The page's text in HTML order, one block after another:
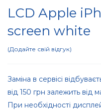
LCD Apple
screen white
Додайте свій відгук
Заміна в сервісі
від 150 грн залежить від
При необхідності